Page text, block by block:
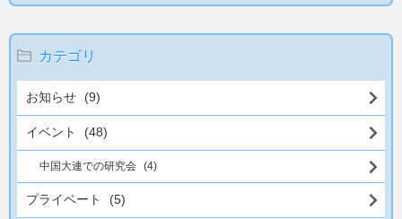
カテゴリ
お知らせ (9)
イベント (48)
中国大連での研究会 (4)
プライベート (5)